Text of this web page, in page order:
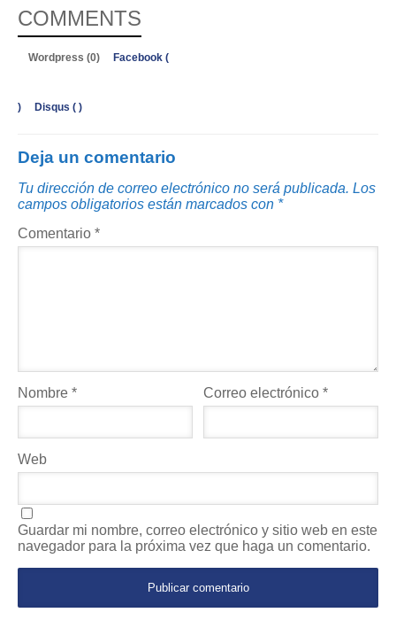
COMMENTS
Wordpress (0) Facebook (
) Disqus ( )
Deja un comentario
Tu dirección de correo electrónico no será publicada. Los
campos obligatorios están marcados con *
Comentario *
Nombre * Correo electrónico*
Web
Guardar mi nombre, correo electrónico y sitio web en este
navegador para la próxima vez que haga un comentario.